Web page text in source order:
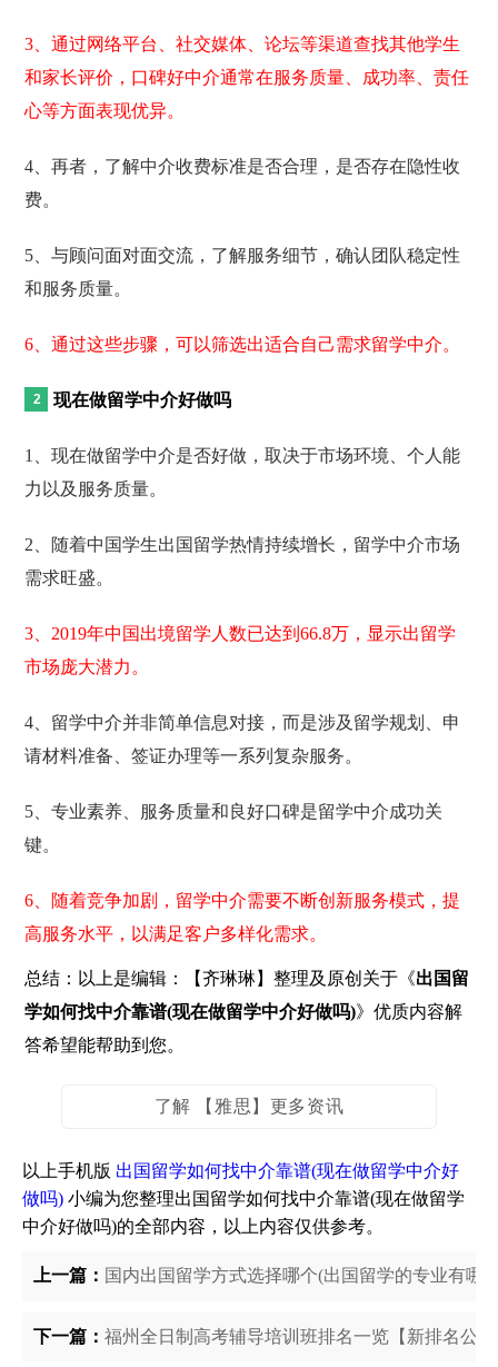
3、通过网络平台、社交媒体、论坛等渠道查找其他学生
和家长评价，口碑好中介通常在服务质量、成功率、责任
心等方面表现优异。
4、再者，了解中介收费标准是否合理，是否存在隐性收
费。
5、与顾问面对面交流，了解服务细节，确认团队稳定性
和服务质量。
6、通过这些步骤，可以筛选出适合自己需求留学中介。
现在做留学中介好做吗
1、现在做留学中介是否好做，取决于市场环境、个人能
力以及服务质量。
2、随着中国学生出国留学热情持续增长，留学中介市场
需求旺盛。
3、2019年中国出境留学人数已达到66.8万，显示出留学
市场庞大潜力。
4、留学中介并非简单信息对接，而是涉及留学规划、申
请材料准备、签证办理等一系列复杂服务。
5、专业素养、服务质量和良好口碑是留学中介成功关
键。
6、随着竞争加剧，留学中介需要不断创新服务模式，提
高服务水平，以满足客户多样化需求。
总结：以上是编辑：【齐琳琳】整理及原创关于《出国留
学如何找中介靠谱(现在做留学中介好做吗)》优质内容解
答希望能帮助到您。
了解 【雅思】更多资讯
以上手机版 出国留学如何找中介靠谱(现在做留学中介好
做吗) 小编为您整理出国留学如何找中介靠谱(现在做留学
中介好做吗)的全部内容，以上内容仅供参考。
上一篇： 国内出国留学方式选择哪个(出国留学的专业有哪
下一篇： 福州全日制高考辅导培训班排名一览【新排名公